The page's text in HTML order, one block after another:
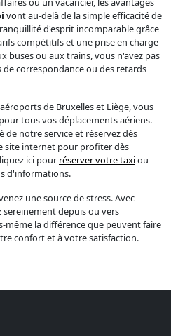
vont au-delà de la simple efficacité de
d'esprit incomparable grâce
compétitifs et une prise en charge
buses ou aux trains, vous n'avez pas
correspondance ou des retards
de Bruxelles et Liège, vous
tous vos déplacements aériens.
de notre service et réservez dès
site internet pour profiter dès
ici pour réserver votre taxiou
d'informations.
une source de stress. Avec
sereinement depuis ou vers
même la différence que peuvent faire
confort et à votre satisfaction.